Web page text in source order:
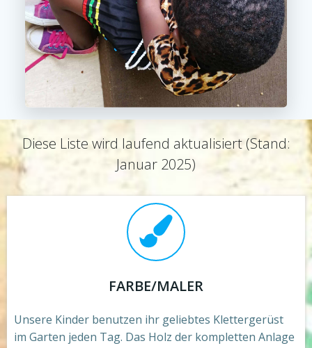
Diese Liste wird laufend aktualisiert (Stand:
Januar 2025)
FARBE/MALER
Unsere Kinder benutzen ihr geliebtes Klettergerüst
im Garten jeden Tag. Das Holz der kompletten Anlage